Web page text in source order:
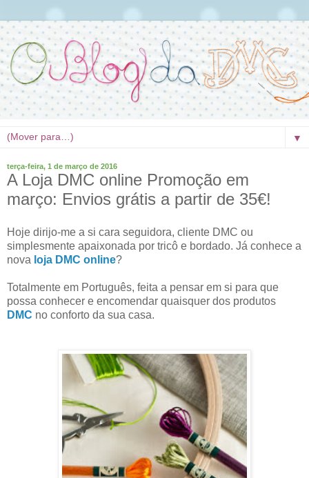
▼
terça-feira, 1 de março de 2016
A Loja DMC online Promoção em
março: Envios grátis a partir de 35€!
Hoje dirijo-me a si cara seguidora, cliente DMC ou
simplesmente apaixonada por tricô e bordado. Já conhece a
nova loja DMC online?
Totalmente em Português, feita a pensar em si para que
possa conhecer e encomendar quaisquer dos produtos
DMC no conforto da sua casa.